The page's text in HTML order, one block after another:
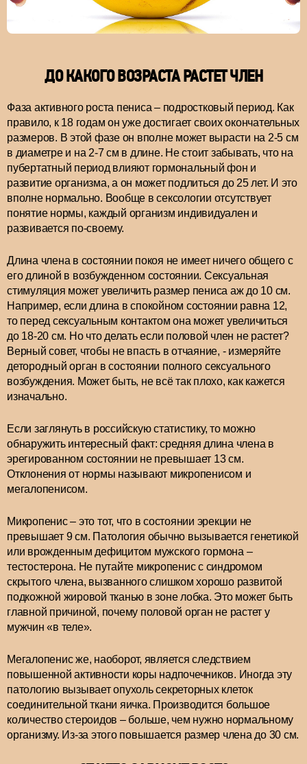
ДО КАКОГО ВОЗРАСТА РАСТЕТ ЧЛЕН
Фаза активного роста пениса – подростковый период. Как
правило, к 18 годам он уже достигает своих окончательных
размеров. В этой фазе он вполне может вырасти на 2-5 см
в диаметре и на 2-7 см в длине. Не стоит забывать, что на
пубертатный период влияют гормональный фон и
развитие организма, а он может подлиться до 25 лет. И это
вполне нормально. Вообще в сексологии отсутствует
понятие нормы, каждый организм индивидуален и
развивается по-своему.
Длина члена в состоянии покоя не имеет ничего общего с
его длиной в возбужденном состоянии. Сексуальная
стимуляция может увеличить размер пениса аж до 10 см.
Например, если длина в спокойном состоянии равна 12,
то перед сексуальным контактом она может увеличиться
до 18-20 см. Но что делать если половой член не растет?
Верный совет, чтобы не впасть в отчаяние, - измеряйте
детородный орган в состоянии полного сексуального
возбуждения. Может быть, не всё так плохо, как кажется
изначально.
Если заглянуть в российскую статистику, то можно
обнаружить интересный факт: средняя длина члена в
эрегированном состоянии не превышает 13 см.
Отклонения от нормы называют микропенисом и
мегалопенисом.
Микропенис – это тот, что в состоянии эрекции не
превышает 9 см. Патология обычно вызывается генетикой
или врожденным дефицитом мужского гормона –
тестостерона. Не путайте микропенис с синдромом
скрытого члена, вызванного слишком хорошо развитой
подкожной жировой тканью в зоне лобка. Это может быть
главной причиной, почему половой орган не растет у
мужчин «в теле».
Мегалопенис же, наоборот, является следствием
повышенной активности коры надпочечников. Иногда эту
патологию вызывает опухоль секреторных клеток
соединительной ткани яичка. Производится большое
количество стероидов – больше, чем нужно нормальному
организму. Из-за этого повышается размер члена до 30 см.